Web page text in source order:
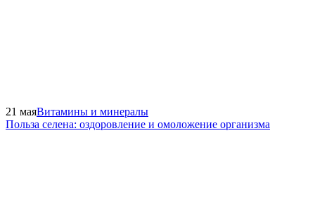
21 маяВитамины и минералы
Польза селена: оздоровление и омоложение организма